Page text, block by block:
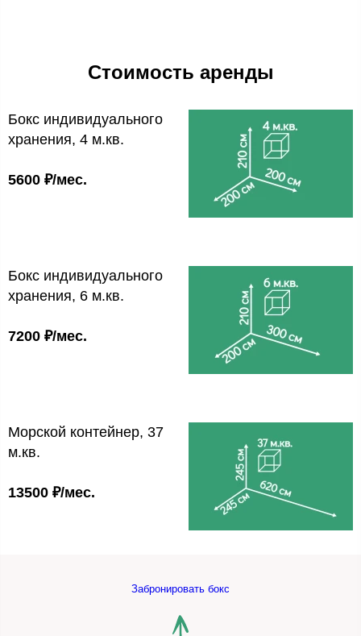
Стоимость аренды
Бокс индивидуального
хранения, 4 м.кв.
5600 ₽/мес.
Бокс индивидуального
хранения, 6 м.кв.
7200 ₽/мес.
Морской контейнер, 37
м.кв.
13500 ₽/мес.
Забронировать бокс